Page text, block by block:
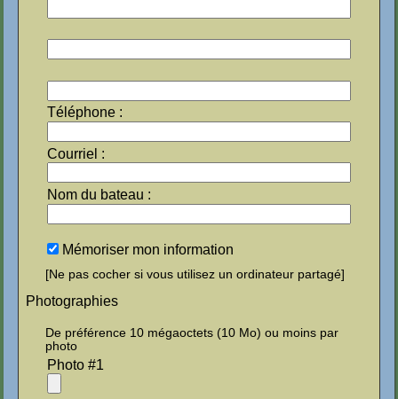
Téléphone :
Courriel :
Nom du bateau :
Mémoriser mon information
[Ne pas cocher si vous utilisez un ordinateur partagé]
Photographies
De préférence 10 mégaoctets (10 Mo) ou moins par
photo
Photo #1